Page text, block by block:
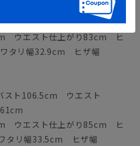
スト104.5cm ウエスト
ウエスト仕上がり83cm ヒ
タリ幅32.9cm ヒザ幅
スト106.5cm ウエスト
ウエスト仕上がり85cm ヒ
リ幅33.5cm ヒザ幅